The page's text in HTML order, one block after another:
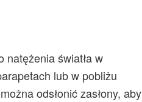
natężenia światła w
lub w pobliżu
odsłonić zasłony, aby